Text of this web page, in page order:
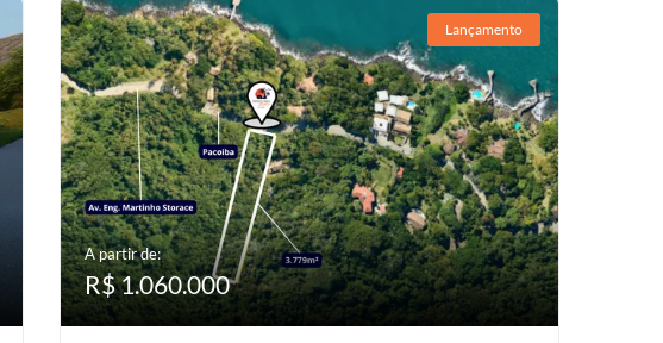
Lançamento
A partir de:
R$ 1.060.000